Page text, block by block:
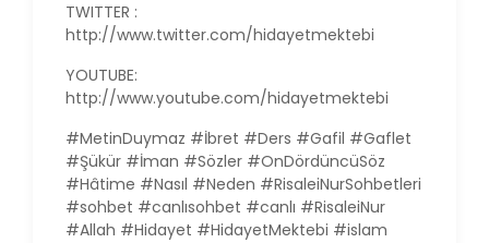
TWITTER :
http://www.twitter.com/hidayetmektebi
YOUTUBE:
http://www.youtube.com/hidayetmektebi
#MetinDuymaz #İbret #Ders #Gafil #Gaflet
#Şükür #İman #Sözler #OnDördüncüSöz
#Hâtime #Nasıl #Neden #RisaleiNurSohbetleri
#sohbet #canlısohbet #canlı #RisaleiNur
#Allah #Hidayet #HidayetMektebi #islam